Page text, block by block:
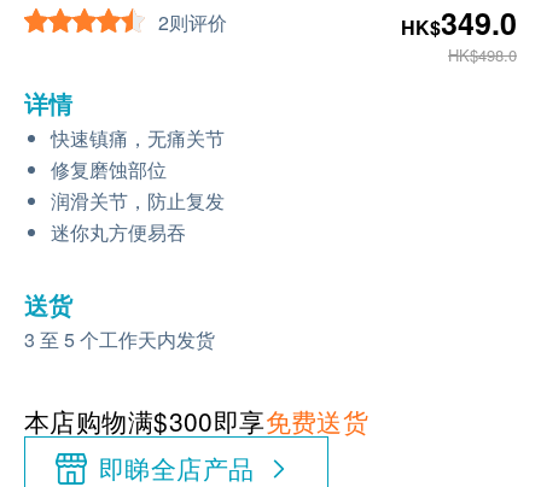
2则评价 HK$349.0
HK$498.0
详情
快速镇痛，无痛关节
修复磨蚀部位
润滑关节，防止复发
迷你丸方便易吞
送货
3 至 5 个工作天内发货
本店购物满$300即享免费送货
即睇全店产品